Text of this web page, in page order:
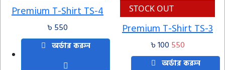
Premium T-Shirt TS-4
৳ 550
অর্ডার করুন
STOCK OUT
Premium T-Shirt TS-3
৳ 100 550
অর্ডার করুন